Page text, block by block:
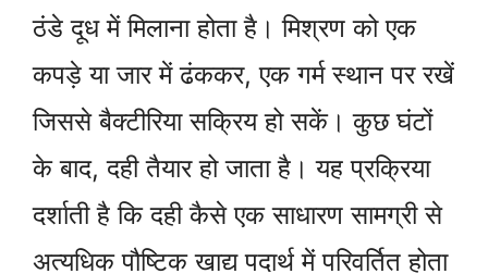
ठंडे दूध में मिलाना होता है। मिश्रण को एक
कपड़े या जार में ढंककर, एक गर्म स्थान पर रखें
जिससे बैक्टीरिया सक्रिय हो सकें। कुछ घंटों
के बाद, दही तैयार हो जाता है। यह प्रक्रिया
दर्शाती है कि दही कैसे एक साधारण सामग्री से
अत्यधिक पौष्टिक खाद्य पदार्थ में परिवर्तित होता